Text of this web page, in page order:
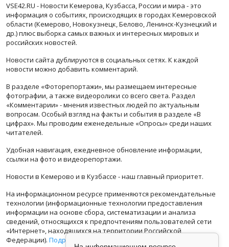
VSE42.RU - Новости Кемерова, Кузбасса, России и мира - это
информация о событиях, происходящих в городах Кемеровской
области (Кемерово, Новокузнецк, Белово, Ленинск-Кузнецкий и
др.) плюс выборка самых важных и интересных мировых и
российских новостей.
Новости сайта дублируются в социальных сетях. К каждой
новости можно добавить комментарий.
В разделе «Фоторепортажи», мы размещаем интересные
фотографии, а также видеоролики со всего света. Раздел
«Комментарии» - мнения известных людей по актуальным
вопросам. Особый взгляд на факты и события в разделе «В
цифрах». Мы проводим еженедельные «Опросы» среди наших
читателей.
Удобная навигация, ежедневное обновление информации,
ссылки на фото и видеорепортажи.
Новости в Кемерово и в Кузбассе - наш главный приоритет.
На информационном ресурсе применяются рекомендательные
технологии (информационные технологии предоставления
информации на основе сбора, систематизации и анализа
сведений, относящихся к предпочтениям пользователей сети
«Интернет», находящихся на территории Российской
Федерации). Подробная информация